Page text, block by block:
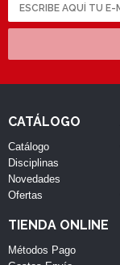
CATÁLOGO
Catálogo
Disciplinas
Novedades
Ofertas
TIENDA ONLINE
Métodos Pago